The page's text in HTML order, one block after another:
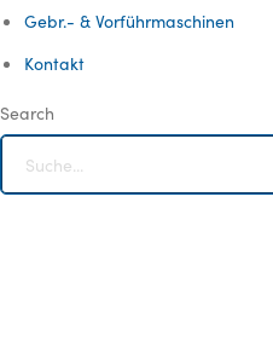
Gebr.- & Vorführmaschinen
Kontakt
Search